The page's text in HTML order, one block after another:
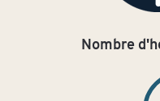
Nombre